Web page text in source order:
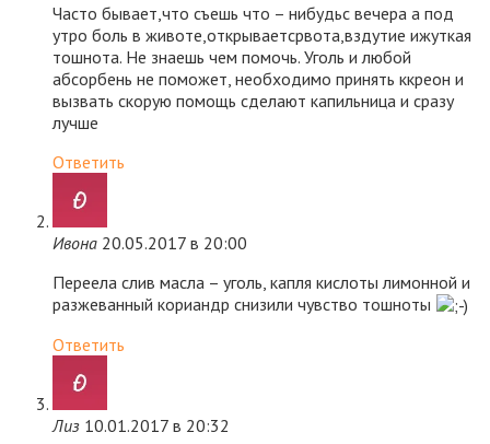
Часто бывает,что съешь что – нибудьс вечера а под
утро боль в животе,открываетсрвота,вздутие ижуткая
тошнота. Не знаешь чем помочь. Уголь и любой
абсорбень не поможет, необходимо принять ккреон и
вызвать скорую помощь сделают капильница и сразу
лучше
Ответить
Ивона 20.05.2017 в 20:00
Переела слив масла – уголь, капля кислоты лимонной и
разжеванный кориандр снизили чувство тошноты
Ответить
Лиз 10.01.2017 в 20:32